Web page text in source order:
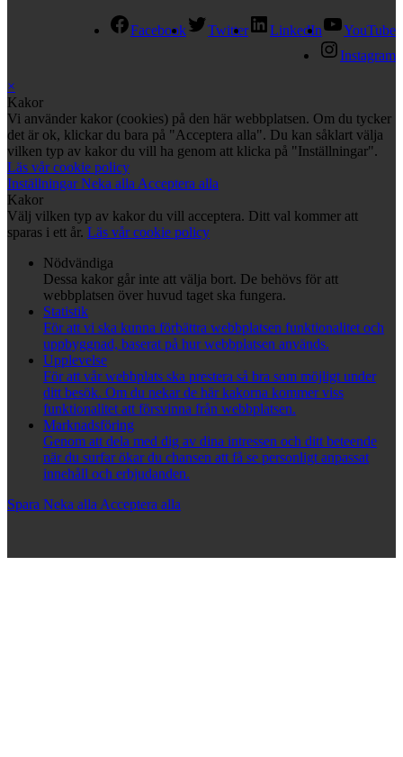
Facebook Twitter LinkedIn
YouTube
Instagram
×
Kakor
Vi använder kakor (cookies) på den här webbplatsen. Om du tycker
det är ok, klickar du bara på "Acceptera alla". Du kan såklart välja
vilken typ av kakor du vill ha genom att klicka på "Inställningar".
Läs vår cookie policy
InställningarNeka allaAcceptera alla
Kakor
Välj vilken typ av kakor du vill acceptera. Ditt val kommer att
sparas i ett år. Läs vår cookie policy
Nödvändiga
Dessa kakor går inte att välja bort. De behövs för att
webbplatsen över huvud taget ska fungera.
Statistik
För att vi ska kunna förbättra webbplatsen funktionalitet och
uppbyggnad, baserat på hur webbplatsen används.
Upplevelse
För att vår webbplats ska prestera så bra som möjligt under
ditt besök. Om du nekar de här kakorna kommer viss
funktionalitet att försvinna från webbplatsen.
Marknadsföring
Genom att dela med dig av dina intressen och ditt beteende
när du surfar ökar du chansen att få se personligt anpassat
innehåll och erbjudanden.
Spara Neka allaAcceptera alla